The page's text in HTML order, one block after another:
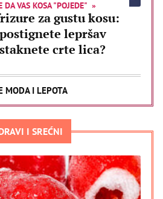
DA VAS KOSA "POJEDE"
za gustu kosu:
lepršav
crte lica?
MODA I LEPOTA
I SREĆNI